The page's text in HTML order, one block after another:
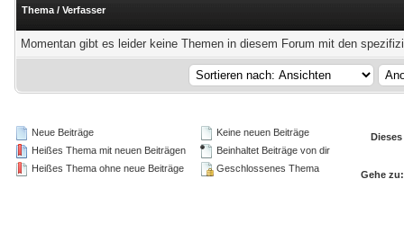
Thema / Verfasser
Momentan gibt es leider keine Themen in diesem Forum mit den
Neue Beiträge
Heißes Thema mit neuen Beiträgen
Heißes Thema ohne neue Beiträge
Keine neuen Beiträge
Beinhaltet Beiträge von dir
Geschlossenes Thema
Gehe zu: